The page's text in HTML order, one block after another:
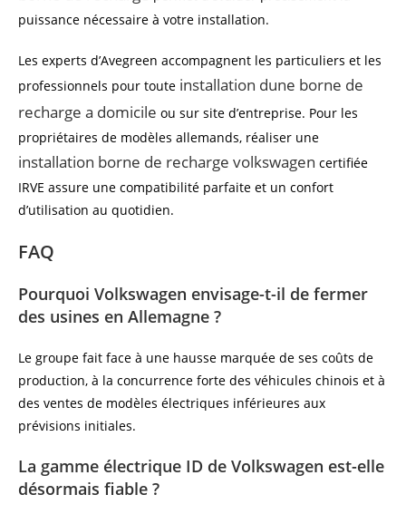
puissance nécessaire à votre installation.
Les experts d’Avegreen accompagnent les particuliers et les
professionnels pour toute installation dune borne de
recharge a domicile ou sur site d’entreprise. Pour les
propriétaires de modèles allemands, réaliser une
installation borne de recharge volkswagen certifiée
IRVE assure une compatibilité parfaite et un confort
d’utilisation au quotidien.
FAQ
Pourquoi Volkswagen envisage-t-il de fermer
des usines en Allemagne ?
Le groupe fait face à une hausse marquée de ses coûts de
production, à la concurrence forte des véhicules chinois et à
des ventes de modèles électriques inférieures aux
prévisions initiales.
La gamme électrique ID de Volkswagen est-elle
désormais fiable ?